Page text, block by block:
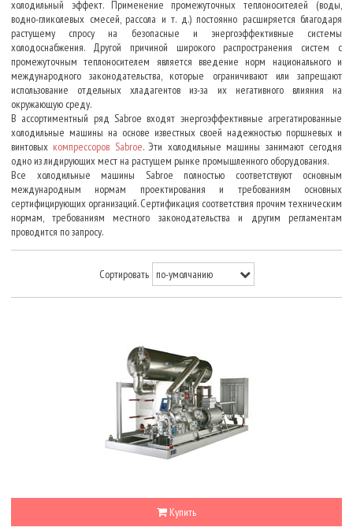
холодильный эффект. Применение промежуточных теплоносителей (воды,
водно-гликолевых смесей, рассола и т. д.) постоянно расширяется благодаря
растущему спросу на безопасные и энергоэффективные системы
холодоснабжения. Другой причиной широкого распространения систем с
промежуточным теплоносителем является введение норм национального и
международного законодательства, которые ограничивают или запрещают
использование отдельных хладагентов из-за их негативного влияния на
окружающую среду.
В ассортиментный ряд Sabroe входят энергоэффективные агрегатированные
холодильные машины на основе известных своей надежностью поршневых и
винтовых компрессоров Sabroe. Эти холодильные машины занимают сегодня
одно из лидирующих мест на растущем рынке промышленного оборудования.
Все холодильные машины Sabroe полностью соответствуют основным
международным нормам проектирования и требованиям основных
сертифицирующих организаций. Сертификация соответствия прочим техническим
нормам, требованиям местного законодательства и другим регламентам
проводится по запросу.
Сортировать
Купить